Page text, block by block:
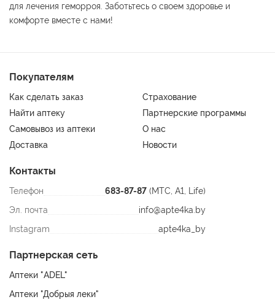
для лечения геморроя. Заботьтесь о своем здоровье и
комфорте вместе с нами!
Покупателям
Как сделать заказ
Страхование
Найти аптеку
Партнерские программы
Самовывоз из аптеки
О нас
Доставка
Новости
Контакты
Телефон 683-87-87 (МТС, A1, Life)
Эл. почта
info@apte4ka.by
Instagram
apte4ka_by
Партнерская сеть
Аптеки "ADEL"
Аптеки "Добрыя леки"